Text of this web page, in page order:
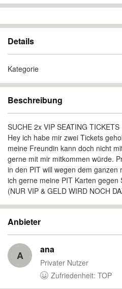
Details
Kategorie
Beschreibung
SUCHE 2x VIP SEATING TICKETS
Hey ich habe mir zwei Tickets
meine Freundin kann doch nicht
gerne mit mir mitkommen würde.
in den PIT will wegen dem ganzen
ich gerne meine PIT Karten gegen
(NUR VIP & GELD WIRD NOCH
Anbieter
A ana
Privater Nutzer
Zufriedenheit: TOP